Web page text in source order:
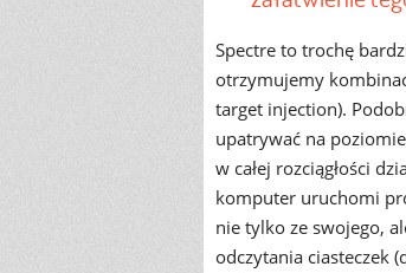
Spectre to trochę
otrzymujemy
target injection).
upatrywać na
w całej rozciągłości
komputer uruchomi
nie tylko ze swojego,
odczytania ciasteczek